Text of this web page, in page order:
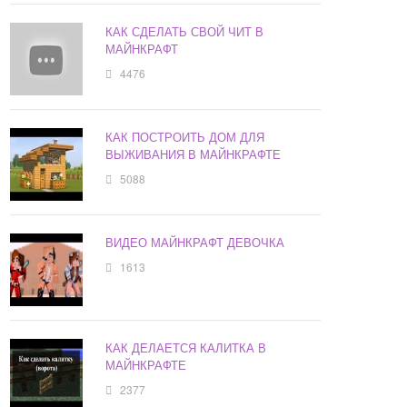
КАК СДЕЛАТЬ СВОЙ ЧИТ В
МАЙНКРАФТ
4476
КАК ПОСТРОИТЬ ДОМ ДЛЯ
ВЫЖИВАНИЯ В МАЙНКРАФТЕ
5088
ВИДЕО МАЙНКРАФТ ДЕВОЧКА
1613
КАК ДЕЛАЕТСЯ КАЛИТКА В
МАЙНКРАФТЕ
2377